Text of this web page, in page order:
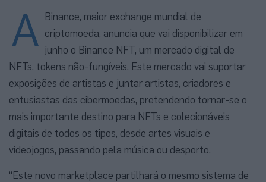
A Binance, maior exchange mundial de
criptomoeda, anuncia que vai disponibilizar em
junho o Binance NFT, um mercado digital de
NFTs, tokens não-fungíveis. Este mercado vai suportar
exposições de artistas e juntar artistas, criadores e
entusiastas das cibermoedas, pretendendo tornar-se o
mais importante destino para NFTs e colecionáveis
digitais de todos os tipos, desde artes visuais e
videojogos, passando pela música ou desporto.
“Este novo marketplace partilhará o mesmo sistema de